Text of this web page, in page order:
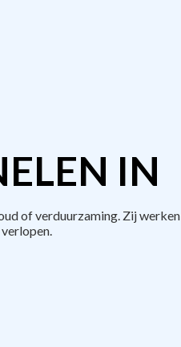
IN
of verduurzaming. Zij werken